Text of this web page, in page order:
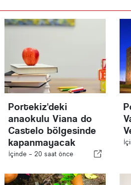
Portekiz'deki
anaokulu Viana do
Castelo bölgesinde
kapanmayacak
İçinde - 20 saat önce